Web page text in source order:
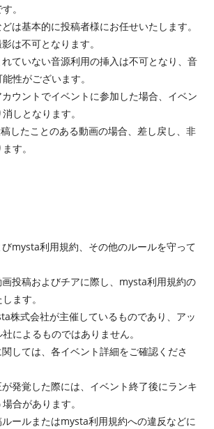
。
は基本的に投稿者様にお任せいたします。
は不可となります。
ていない音源利用の挿入は不可となり、音
性がございます。
ウントでイベントに参加した場合、イベン
しとなります。
したことのある動画の場合、差し戻し、非
す。
mysta利用規約、その他のルールを守って
投稿およびチアに際し、mysta利用規約の
ます。
株式会社が主催しているものであり、アッ
によるものではありません。
しては、各イベント詳細をご確認くださ
発覚した際には、イベント終了後にランキ
合があります。
ールまたはmysta利用規約への違反などに